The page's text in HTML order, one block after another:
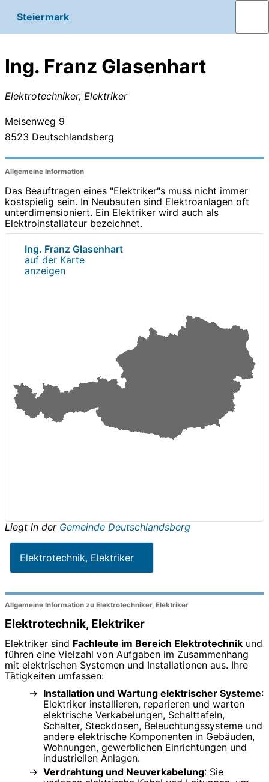
Steiermark
Ing. Franz Glasenhart
Elektrotechniker, Elektriker
Meisenweg 9
8523 Deutschlandsberg
Allgemeine Information
Das Beauftragen eines "Elektriker"s muss nicht immer
kostspielig sein. In Neubauten sind Elektroanlagen oft
unterdimensioniert. Ein Elektriker wird auch als
Elektroinstallateur bezeichnet.
Ing. Franz Glasenhart
auf der Karte
anzeigen
Liegt in der Gemeinde Deutschlandsberg
Elektrotechnik, Elektriker
Allgemeine Information zu Elektrotechniker, Elektriker
Elektrotechnik, Elektriker
Elektriker sind Fachleute im Bereich Elektrotechnik und
führen eine Vielzahl von Aufgaben im Zusammenhang
mit elektrischen Systemen und Installationen aus. Ihre
Tätigkeiten umfassen:
Installation und Wartung elektrischer Systeme:
Elektriker installieren, reparieren und warten
elektrische Verkabelungen, Schalttafeln,
Schalter, Steckdosen, Beleuchtungssysteme und
andere elektrische Komponenten in Gebäuden,
Wohnungen, gewerblichen Einrichtungen und
industriellen Anlagen.
Verdrahtung und Neuverkabelung: Sie